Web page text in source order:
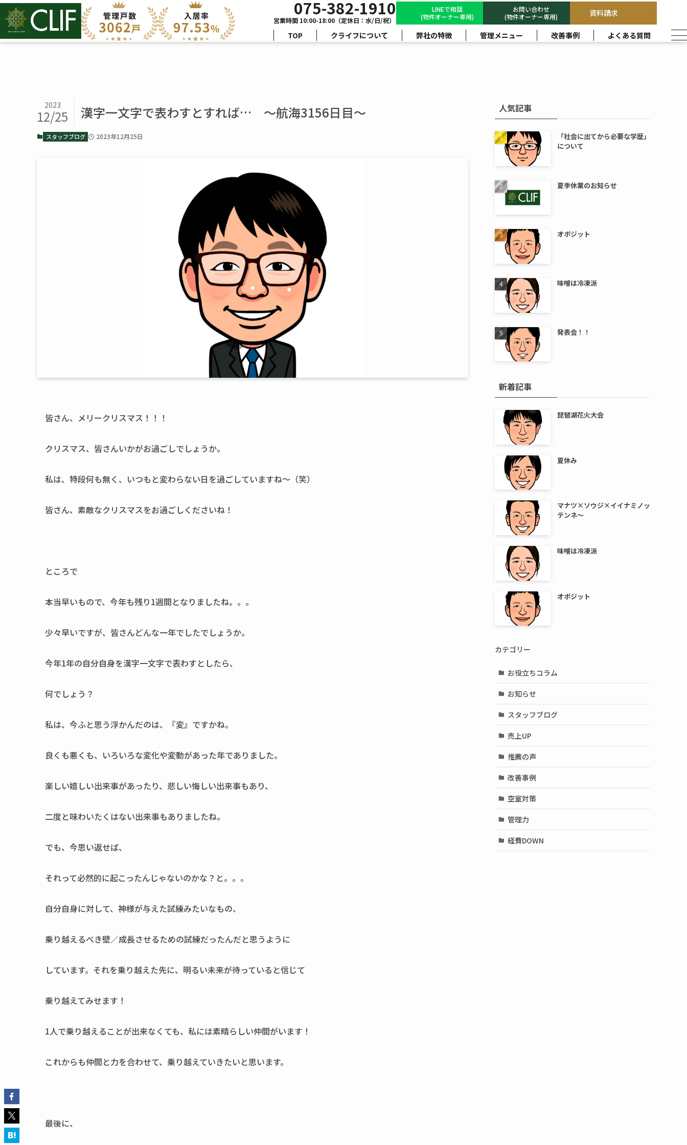
075-382-1910
営業時間 10:00-18:00（定休日：水/日/祝）
LINEで相談
(物件オーナー専用)
お問い合わせ
(物件オーナー専用)
資料請求
TOP クライフについて 弊社の特徴 管理メニュー 改善事例 よくある質問
漢字一文字で表わすとすれば… ～航海3156日目～
2023
12/25
スタッフブログ 2023年12月25日
皆さん、メリークリスマス！！！
クリスマス、皆さんいかがお過ごしでしょうか。
私は、特段何も無く、いつもと変わらない日を過ごしていますね～（笑）
皆さん、素敵なクリスマスをお過ごしくださいね！
ところで
本当早いもので、今年も残り1週間となりましたね。。。
少々早いですが、皆さんどんな一年でしたでしょうか。
今年1年の自分自身を漢字一文字で表わすとしたら、
何でしょう？
私は、今ふと思う浮かんだのは、『変』ですかね。
良くも悪くも、いろいろな変化や変動があった年でありました。
楽しい嬉しい出来事があったり、悲しい悔しい出来事もあり、
二度と味わいたくはない出来事もありましたね。
でも、今思い返せば、
それって必然的に起こったんじゃないのかな？と。。。
自分自身に対して、神様が与えた試練みたいなもの、
乗り越えるべき壁／成長させるための試練だったんだと思うように
しています。それを乗り越えた先に、明るい未来が待っていると信じて
乗り越えてみせます！
1人で乗り越えることが出来なくても、私には素晴らしい仲間がいます！
これからも仲間と力を合わせて、乗り越えていきたいと思います。
最後に、
人気記事
「社会に出てから必要な学歴」
について
夏季休業のお知らせ
オポジット
味噌は冷凍派
発表会！！
新着記事
琵琶湖花火大会
夏休み
マナツ×ソウジ×イイナミノッ
テンネ～
味噌は冷凍派
オポジット
カテゴリー
お役立ちコラム
お知らせ
スタッフブログ
売上UP
推薦の声
改善事例
空室対策
管理力
経費DOWN